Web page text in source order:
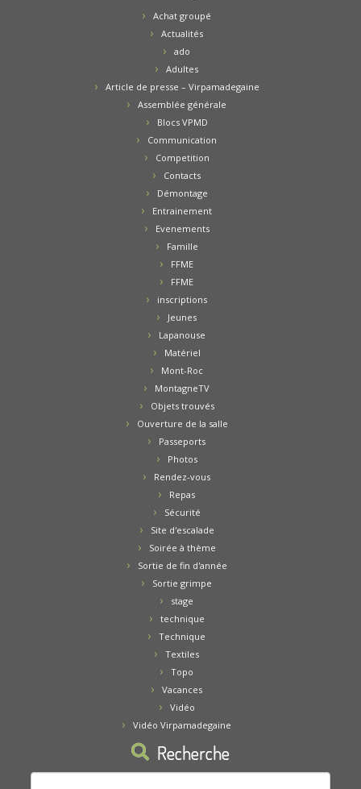
Achat groupé
Actualités
ado
Adultes
Article de presse – Virpamadegaine
Assemblée générale
Blocs VPMD
Communication
Competition
Contacts
Démontage
Entrainement
Evenements
Famille
FFME
FFME
inscriptions
Jeunes
Lapanouse
Matériel
Mont-Roc
MontagneTV
Objets trouvés
Ouverture de la salle
Passeports
Photos
Rendez-vous
Repas
Sécurité
Site d'escalade
Soirée à thème
Sortie de fin d'année
Sortie grimpe
stage
technique
Technique
Textiles
Topo
Vacances
Vidéo
Vidéo Virpamadegaine
Recherche
Rechercher :